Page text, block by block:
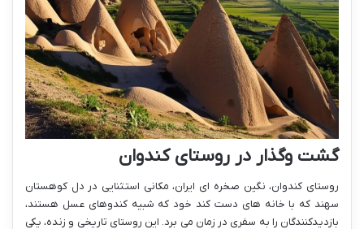
گشت وگذار در روستای کندوان
روستای کندوان، نگین صخره ای ایران، مکانی استثنایی در دل کوهستان
سهند که با خانه های دست کند خود که شبیه کندوهای عسل هستند،
بازدیدکنندگان را به سفری در زمان می برد. این روستای تاریخی و زنده، یکی